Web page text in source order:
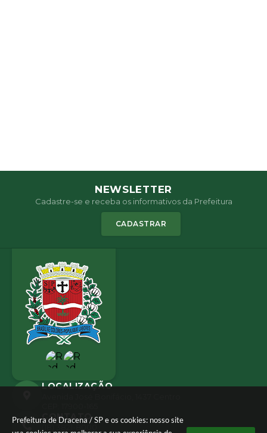
Prefeitura de Dracena / SP e os cookies: nosso site
NEWSLETTER
Cadastre-se e receba os informativos da Prefeitura
CADASTRAR
LOCALIZAÇÃO
CONTATO